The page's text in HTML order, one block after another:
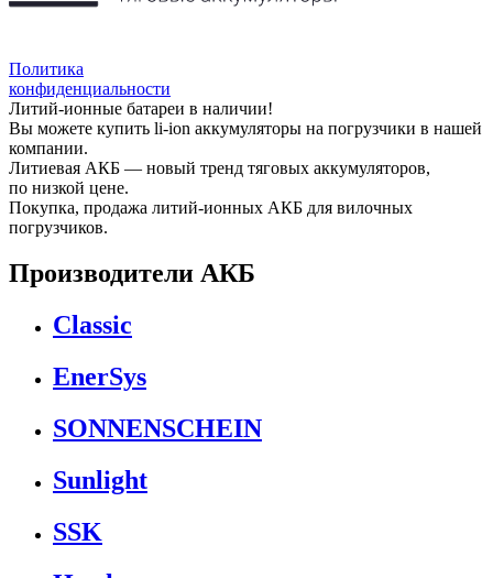
Политика
конфиденциальности
Литий-ионные батареи в наличии!
Вы можете купить li-ion аккумуляторы на погрузчики в нашей
компании.
Литиевая АКБ — новый тренд тяговых аккумуляторов,
по низкой цене.
Покупка, продажа литий-ионных АКБ для вилочных
погрузчиков.
Производители АКБ
Classic
EnerSys
SONNENSCHEIN
Sunlight
SSK